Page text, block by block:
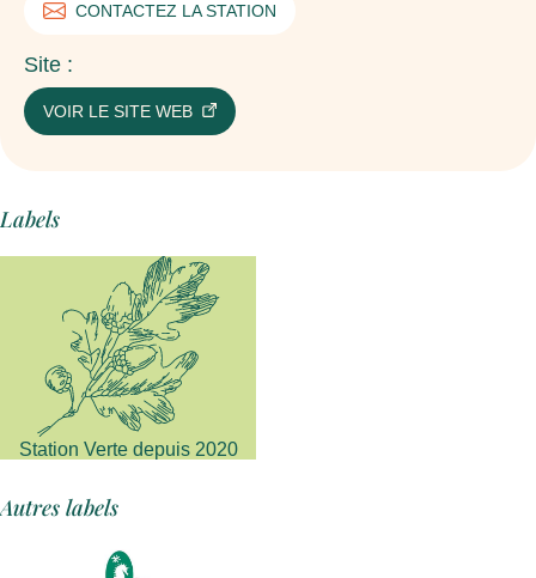
CONTACTEZ LA STATION
Site :
VOIR LE SITE WEB
Labels
Station Verte depuis 2020
Autres labels